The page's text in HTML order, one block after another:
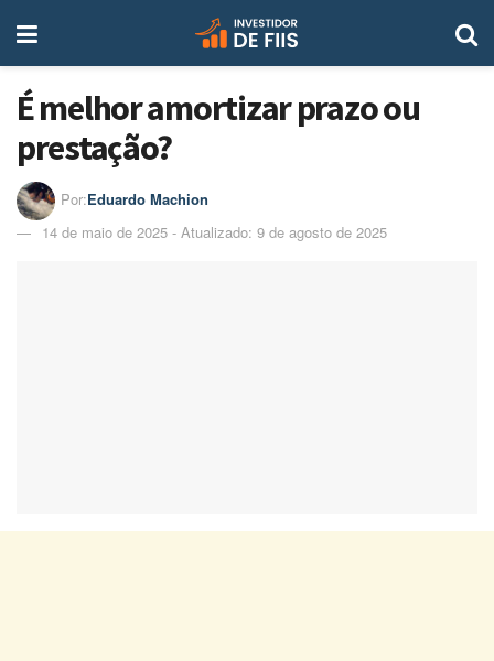
É melhor amortizar prazo ou
prestação?
Por:Eduardo Machion
14 de maio de 2025 - Atualizado: 9 de agosto de 2025